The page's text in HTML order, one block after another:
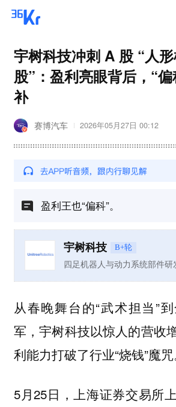
宇树科技冲刺 A 股 “人
股”：盈利亮眼背后，“
补
赛博汽车 2026年05月27日 00:12
盈利王也“偏科”。
宇树科技 B+轮
四足机器人与动力系统部件研
从春晚舞台的“武术担当”
军，宇树科技以惊人的营收
利能力打破了行业“烧钱”魔咒
5月25日，上海证券交易所